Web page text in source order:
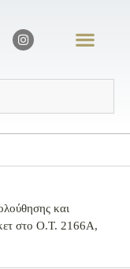
και
στο Ο.Τ. 2166Α,